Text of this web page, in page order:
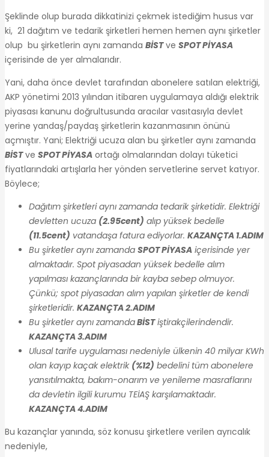
Şeklinde olup burada dikkatinizi çekmek istediğim husus var
ki, 21 dağıtım ve tedarik şirketleri hemen hemen aynı şirketler
olup bu şirketlerin aynı zamanda BİSTve SPOT PİYASA
içerisinde de yer almalarıdır.
Yani, daha önce devlet tarafından abonelere satılan elektriği,
AKP yönetimi 2013 yılından itibaren uygulamaya aldığı elektrik
piyasası kanunu doğrultusunda aracılar vasıtasıyla devlet
yerine yandaş/paydaş şirketlerin kazanmasının önünü
açmıştır. Yani; Elektriği ucuza alan bu şirketler aynı zamanda
BİSTve SPOT PİYASA ortağı olmalarından dolayı tüketici
fiyatlarındaki artışlarla her yönden servetlerine servet katıyor.
Böylece;
Dağıtım şirketleri aynı zamanda tedarik şirketidir. Elektriği
devletten ucuza (2.95cent) alıp yüksek bedelle
(11.5cent) vatandaşa fatura ediyorlar. KAZANÇTA 1.ADIM
Bu şirketler aynı zamanda SPOT PİYASA içerisinde yer
almaktadır. Spot piyasadan yüksek bedelle alım
yapılması kazançlarında bir kayba sebep olmuyor.
Çünkü; spot piyasadan alım yapılan şirketler de kendi
şirketleridir. KAZANÇTA 2.ADIM
Bu şirketler aynı zamandaBİSTiştirakçilerindendir.
KAZANÇTA 3.ADIM
Ulusal tarife uygulaması nedeniyle ülkenin 40 milyar KWh
olan kayıp kaçak elektrik (%12) bedelini tüm abonelere
yansıtılmakta, bakım-onarım ve yenileme masraflarını
da devletin ilgili kurumu TEİAŞ karşılamaktadır.
KAZANÇTA 4.ADIM
Bu kazançlar yanında, söz konusu şirketlere verilen ayrıcalık
nedeniyle,